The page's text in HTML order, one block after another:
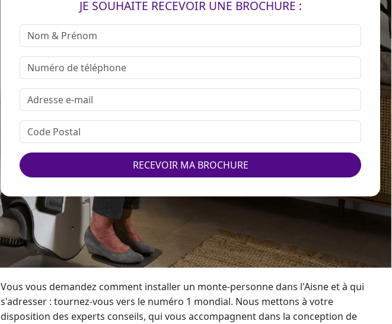
JE SOUHAITE RECEVOIR UNE BROCHURE :
RECEVOIR MA BROCHURE
Vous vous demandez comment installer un monte-personnedans l'Aisne et à qui
s'adresser : tournez-vous vers le numéro 1 mondial. Nous mettons à votre
disposition des experts conseils, qui vous accompagnent dans la conception de